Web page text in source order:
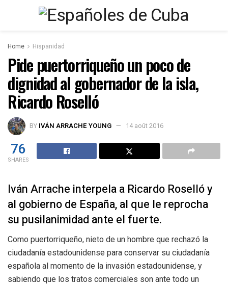
Home Hispanidad
Pide puertorriqueño un poco de
dignidad al gobernador de la isla,
Ricardo Roselló
BY IVÁN ARRACHE YOUNG 14 août 2016
76
SHARES
Iván Arrache interpela a Ricardo Roselló y
al gobierno de España, al que le reprocha
su pusilanimidad ante el fuerte.
Como puertorriqueño, nieto de un hombre que rechazó la
ciudadanía estadounidense para conservar su ciudadanía
española al momento de la invasión estadounidense, y
sabiendo que los tratos comerciales son ante todo un